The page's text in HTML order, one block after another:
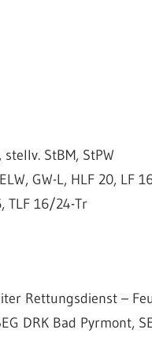
stellv. StBM, StPW
GW-L, HLF 20, LF
TLF 16/24-Tr
Rettungsdienst –
DRK Bad Pyrmont,